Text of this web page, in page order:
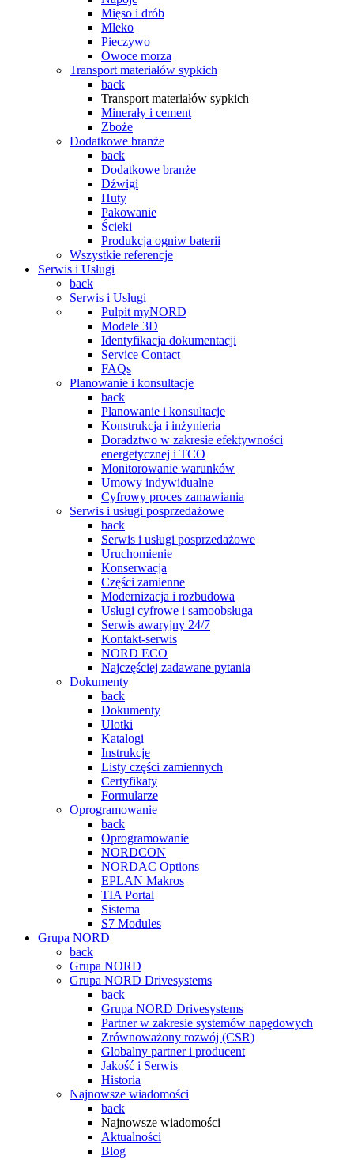
Mięso i drób
Mleko
Pieczywo
Owoce morza
Transport materiałów sypkich
back
Transport materiałów sypkich
Minerały i cement
Zboże
Dodatkowe branże
back
Dodatkowe branże
Dźwigi
Huty
Pakowanie
Ścieki
Produkcja ogniw baterii
Wszystkie referencje
Serwis i Usługi
back
Serwis i Usługi
Pulpit myNORD
Modele 3D
Identyfikacja dokumentacji
Service Contact
FAQs
Planowanie i konsultacje
back
Planowanie i konsultacje
Konstrukcja i inżynieria
Doradztwo w zakresie efektywności
energetycznej i TCO
Monitorowanie warunków
Umowy indywidualne
Cyfrowy proces zamawiania
Serwis i usługi posprzedażowe
back
Serwis i usługi posprzedażowe
Uruchomienie
Konserwacja
Części zamienne
Modernizacja i rozbudowa
Usługi cyfrowe i samoobsługa
Serwis awaryjny 24/7
Kontakt-serwis
NORD ECO
Najczęściej zadawane pytania
Dokumenty
back
Dokumenty
Ulotki
Katalogi
Instrukcje
Listy części zamiennych
Certyfikaty
Formularze
Oprogramowanie
back
Oprogramowanie
NORDCON
NORDAC Options
EPLAN Makros
TIA Portal
Sistema
S7 Modules
Grupa NORD
back
Grupa NORD
Grupa NORD Drivesystems
back
Grupa NORD Drivesystems
Partner w zakresie systemów napędowych
Zrównoważony rozwój (CSR)
Globalny partner i producent
Jakość i Serwis
Historia
Najnowsze wiadomości
back
Najnowsze wiadomości
Aktualności
Blog